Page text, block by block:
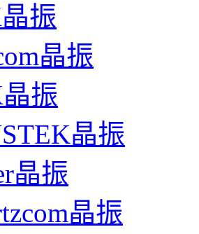
振
晶振
振
晶振
晶振
晶振